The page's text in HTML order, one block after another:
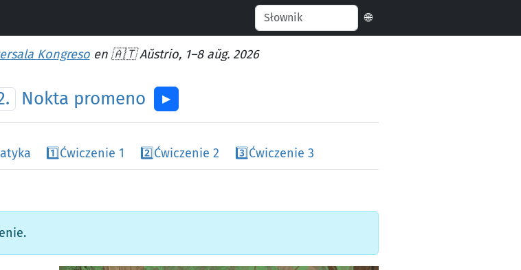
🌐
Kongresoen 🇦🇹 Aŭstrio, 1–8 aŭg. 2026
Nokta promeno ▶︎
1️⃣Ćwiczenie 1 2️⃣Ćwiczenie 2 3️⃣Ćwiczenie 3